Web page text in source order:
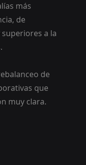
más
de
a la
de
que
muy clara.